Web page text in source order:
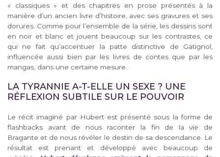
« classiques » et des chapitres en prose présentés à la
manière d’un ancien livre d’histoire, avec ses gravures et ses
dorures. Comme pour l’ensemble de la série, les dessins sont
en noir et blanc et jouent beaucoup sur les contrastes, ce
qui ne fait qu’accentuer la patte distinctive de Gatignol,
influencée aussi bien par les livres de contes que par les
mangas, dans une certaine mesure.
LA TYRANNIE A-T-ELLE UN SEXE ? UNE
RÉFLEXION SUBTILE SUR LE POUVOIR
Le récit imaginé par Hubert est présenté sous la forme de
flashbacks avant de nous raconter la fin de la vie de
Bragante et de nous révéler le destin de sa descendance. Le
résultat est prenant et développé avec beaucoup de